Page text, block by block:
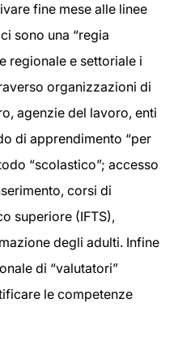
fine mese alle linee
sono una “regia
regionale e settoriale i
organizzazioni di
agenzie del lavoro, enti
di apprendimento “per
“scolastico”; accesso
corsi di
superiore (IFTS),
degli adulti. Infine
di “valutatori”
le competenze